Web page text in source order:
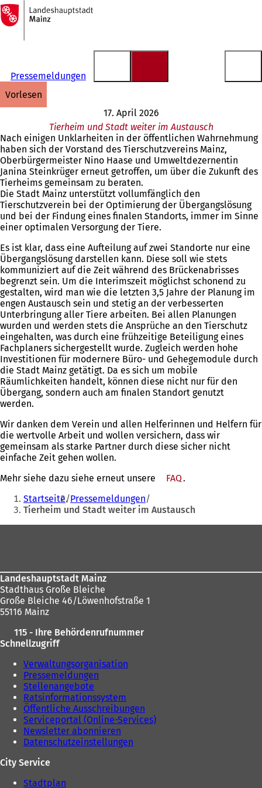
Inhalt anspringen
Zur
Startseite
Pressemeldungen
vorlesen
17. April 2026
Tierheim und Stadt weiter im Austausch
Nach einigen Unklarheiten in der öffentlichen Wahrnehmung
haben sich der Vorstand des Tierschutzvereins Mainz,
Oberbürgermeister Nino Haase und Umweltdezernentin
Janina Steinkrüger erneut getroffen, um über die Zukunft des
Tierheims gemeinsam zu beraten.
Die Stadt Mainz unterstützt vollumfänglich den
Tierschutzverein bei der Optimierung der Übergangslösung
und bei der Findung eines finalen Standorts, immer im Sinne
einer optimalen Versorgung der Tiere.
Es ist klar, dass eine Aufteilung auf zwei Standorte nur eine
Übergangslösung darstellen kann. Diese soll wie stets
kommuniziert auf die Zeit während des Brückenabrisses
begrenzt sein. Um die Interimszeit möglichst schonend zu
gestalten, wird man wie die letzten 3,5 Jahre der Planung im
engen Austausch sein und stetig an der verbesserten
Unterbringung aller Tiere arbeiten. Bei allen Planungen
wurden und werden stets die Ansprüche an den Tierschutz
eingehalten, was durch eine frühzeitige Beteiligung eines
Fachplaners sichergestellt wurde. Zugleich werden hohe
Investitionen für modernere Büro- und Gehegemodule durch
die Stadt Mainz getätigt. Da es sich um mobile
Räumlichkeiten handelt, können diese nicht nur für den
Übergang, sondern auch am finalen Standort genutzt
werden.
Wir danken dem Verein und allen Helferinnen und Helfern für
die wertvolle Arbeit und wollen versichern, dass wir
gemeinsam als starke Partner durch diese sicher nicht
einfache Zeit gehen wollen.
Mehr siehe dazu siehe erneut unsere
FAQ(Öffnet
neuen
Tab)
.
Sie
befinden
sich
Startseite Pressemeldungen
Tierheim und Stadt weiter im Austausch
Landeshauptstadt Mainz
Stadthaus Große Bleiche
Große Bleiche 46/Löwenhofstraße 1
55116 Mainz
115 - Ihre Behördenrufnummer
Schnellzugriff
Verwaltungsorganisation
Pressemeldungen
Stellenangebote
Ratsinformationssystem
Öffentliche Ausschreibungen
Serviceportal (Online-Services)
Newsletter abonnieren
Datenschutzeinstellungen
City Service
Stadtplan